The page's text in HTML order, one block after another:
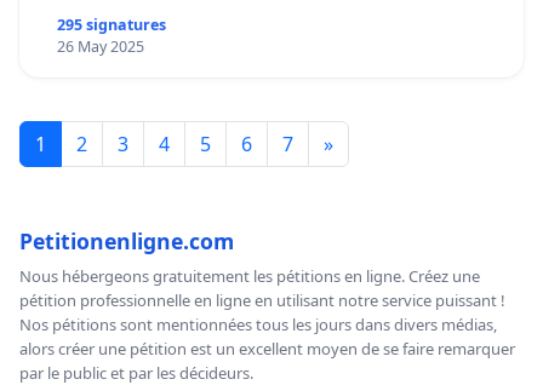
295 signatures
26 May 2025
1 2 3 4 5 6 7 »
Petitionenligne.com
Nous hébergeons gratuitement les pétitions en ligne. Créez une
pétition professionnelle en ligne en utilisant notre service puissant !
Nos pétitions sont mentionnées tous les jours dans divers médias,
alors créer une pétition est un excellent moyen de se faire remarquer
par le public et par les décideurs.